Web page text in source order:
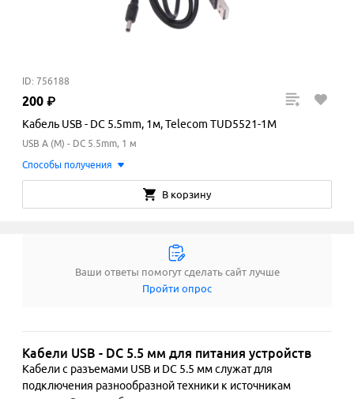
ID: 756188
200 ₽
Кабель USB - DC 5.5mm, 1м, Telecom TUD5521-1M
USB A (M) - DC 5.5mm, 1 м
Способы получения
В корзину
Ваши ответы помогут сделать сайт лучше
Пройти опрос
Кабели USB - DC 5.5 мм для питания устройств
Кабели с разъемами USB и DC 5.5 мм служат для
подключения разнообразной техники к источникам